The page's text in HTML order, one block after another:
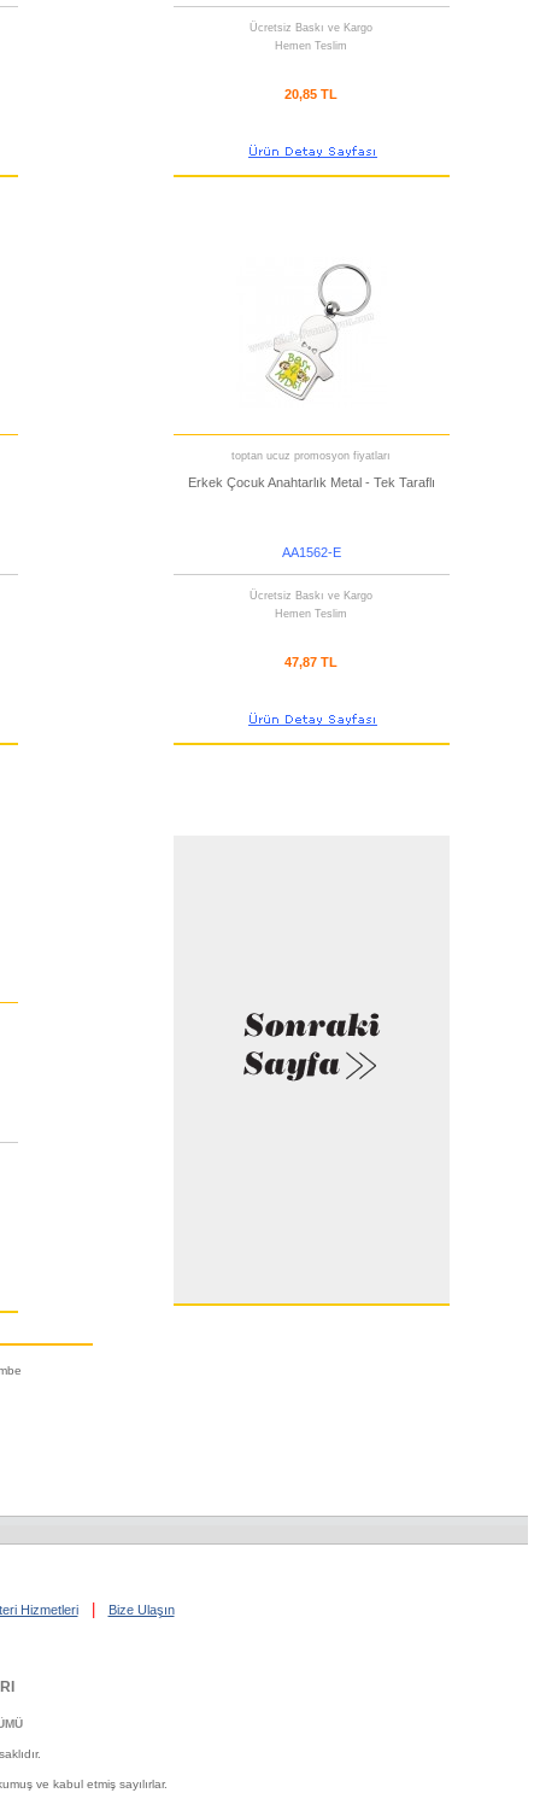
Ücretsiz Baskı ve Kargo
Hemen Teslim
20,85 TL
toptan ucuz promosyon fiyatları
Erkek Çocuk Anahtarlık Metal - Tek Taraflı
AA1562-E
Ücretsiz Baskı ve Kargo
Hemen Teslim
47,87 TL
Hizmetleri Bize Ulaşın
ve kabul etmiş sayılırlar.